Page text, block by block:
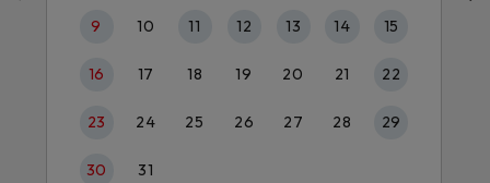
9 10 11 12 13 14 15
16 17 18 19 20 21 22
23 24 25 26 27 28 29
30 31